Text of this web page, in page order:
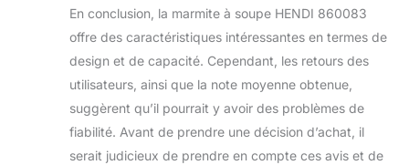
En conclusion, la marmite à soupe HENDI 860083
offre des caractéristiques intéressantes en termes de
design et de capacité. Cependant, les retours des
utilisateurs, ainsi que la note moyenne obtenue,
suggèrent qu’il pourrait y avoir des problèmes de
fiabilité. Avant de prendre une décision d’achat, il
serait judicieux de prendre en compte ces avis et de